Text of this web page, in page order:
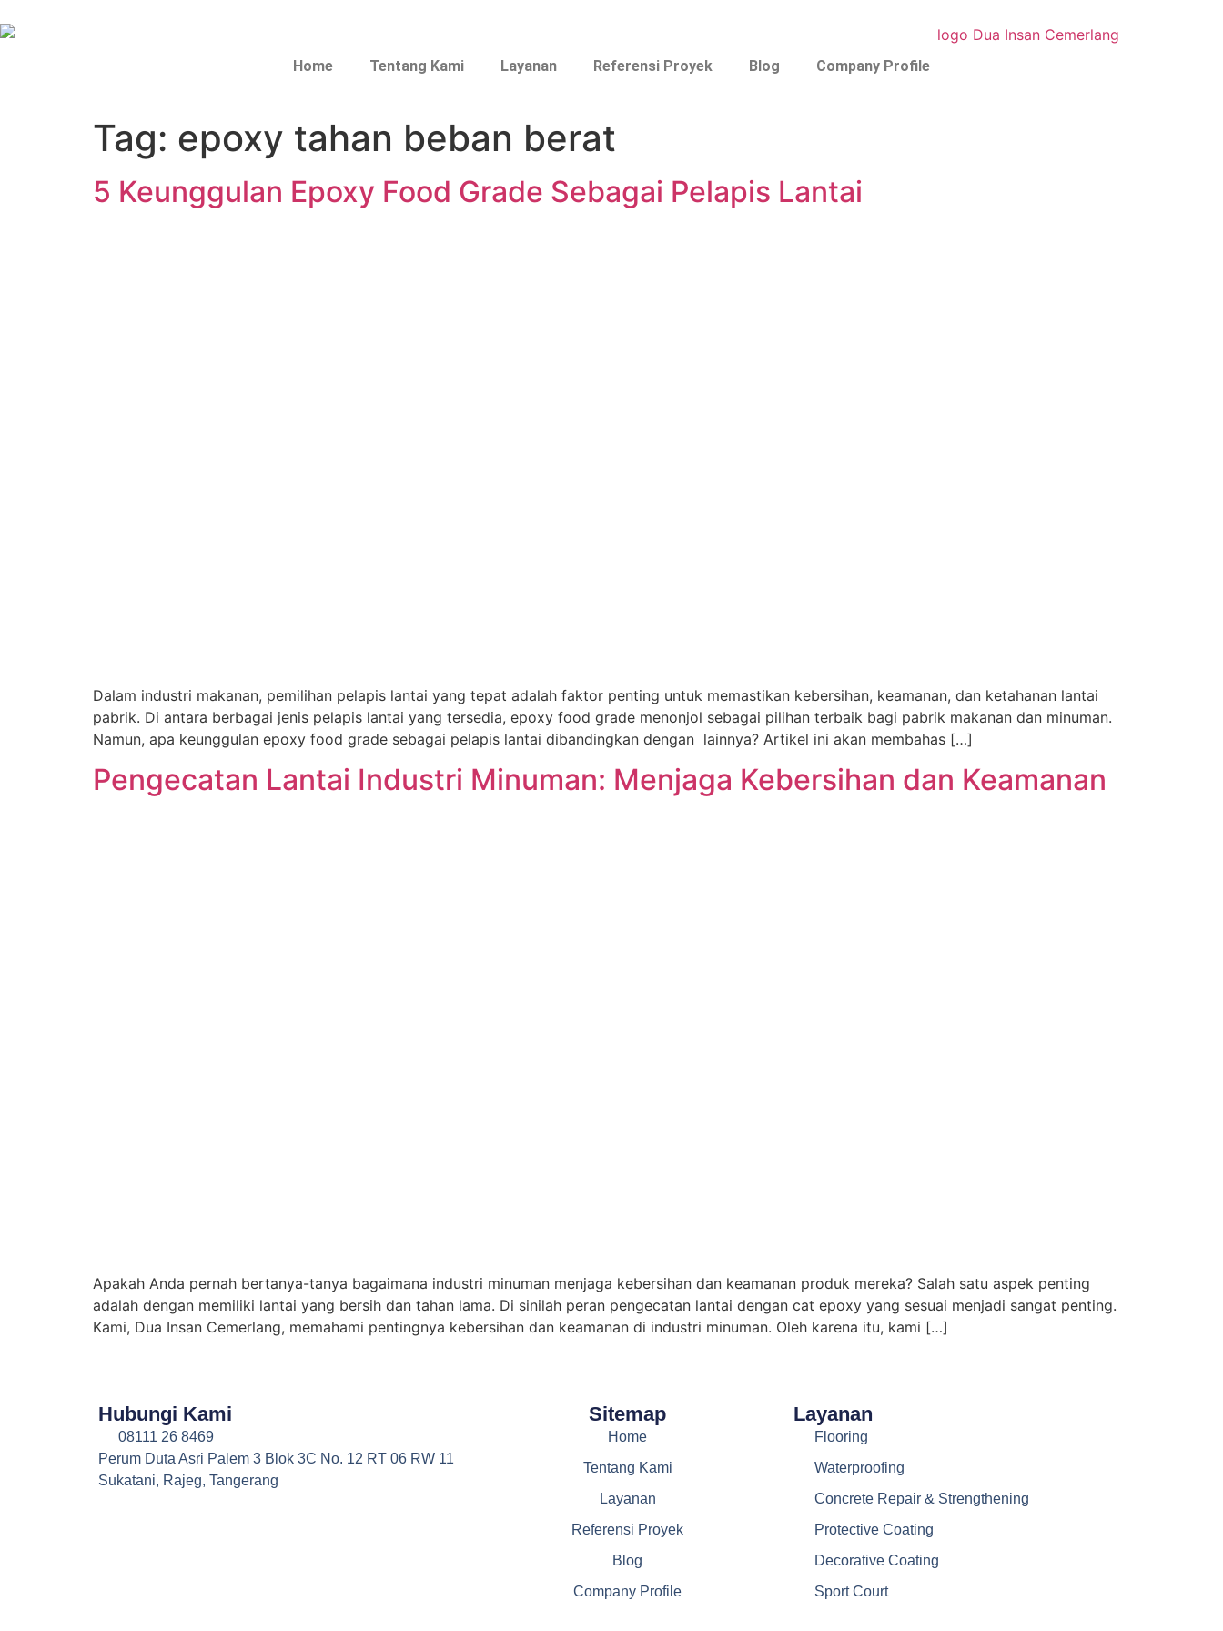
Home Tentang Kami Layanan Referensi Proyek Blog Company Profile
Tag: epoxy tahan beban berat
5 Keunggulan Epoxy Food Grade Sebagai Pelapis Lantai
Dalam industri makanan, pemilihan pelapis lantai yang tepat adalah faktor penting untuk memastikan kebersihan, keamanan, dan ketahanan lantai
pabrik. Di antara berbagai jenis pelapis lantai yang tersedia, epoxy food grade menonjol sebagai pilihan terbaik bagi pabrik makanan dan minuman.
Namun, apa keunggulan epoxy food grade sebagai pelapis lantai dibandingkan dengan lainnya? Artikel ini akan membahas […]
Pengecatan Lantai Industri Minuman: Menjaga Kebersihan dan Keamanan
Apakah Anda pernah bertanya-tanya bagaimana industri minuman menjaga kebersihan dan keamanan produk mereka? Salah satu aspek penting
adalah dengan memiliki lantai yang bersih dan tahan lama. Di sinilah peran pengecatan lantai dengan cat epoxy yang sesuai menjadi sangat penting.
Kami, Dua Insan Cemerlang, memahami pentingnya kebersihan dan keamanan di industri minuman. Oleh karena itu, kami […]
Hubungi Kami
08111 26 8469
Perum Duta Asri Palem 3 Blok 3C No. 12 RT 06 RW 11
Sukatani, Rajeg, Tangerang
Sitemap
Home
Tentang Kami
Layanan
Referensi Proyek
Blog
Company Profile
Layanan
Flooring
Waterproofing
Concrete Repair & Strengthening
Protective Coating
Decorative Coating
Sport Court